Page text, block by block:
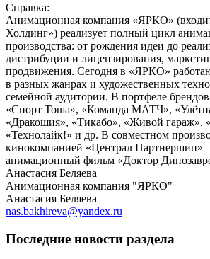
Справка:
Анимационная компания «ЯРКО»
Холдинг») реализует полный цикл
производства: от рождения идеи до
дистрибуции и лицензирования,
продвижения. Сегодня в «ЯРКО»
в разных жанрах и художественных
семейной аудитории. В портфеле
«Спорт Тоша», «Команда МАТЧ»,
«Дракошия», «Тикабо», «Живой гараж»,
«Технолайк!» и др. В совместном
кинокомпанией «Централ Партнершип»
анимационный фильм «Доктор
Анастасия Беляева
Анимационная компания "ЯРКО"
Анастасия Беляева
nas.bakhireva@yandex.ru
Последние новости раздела